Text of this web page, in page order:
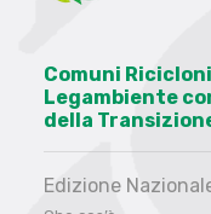
Comuni
Legambiente
della
Edizione